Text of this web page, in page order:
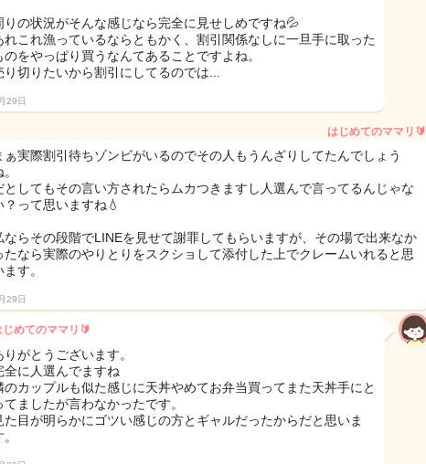
りの状況がそんな感じなら完全に見せしめですね💦
れこれ漁っているならともかく、割引関係なしに一旦手に取った
のをやっぱり買うなんてあることですよね。
り切りたいから割引にしてるのでは...
29日
はじめてのママリ🔰
ぁ実際割引待ちゾンビがいるのでその人もうんざりしてたんでしょう
としてもその言い方されたらムカつきますし人選んで言ってるんじゃな
？って思いますね💧
ならその段階でLINEを見せて謝罪してもらいますが、その場で出来なか
たなら実際のやりとりをスクショして添付した上でクレームいれると思
ます。
29日
じめてのママリ🔰
りがとうございます。
全に人選んでますね
のカップルも似た感じに天丼やめてお弁当買ってまた天丼手にと
てましたが言わなかったです。
た目が明らかにゴツい感じの方とギャルだったからだと思いま